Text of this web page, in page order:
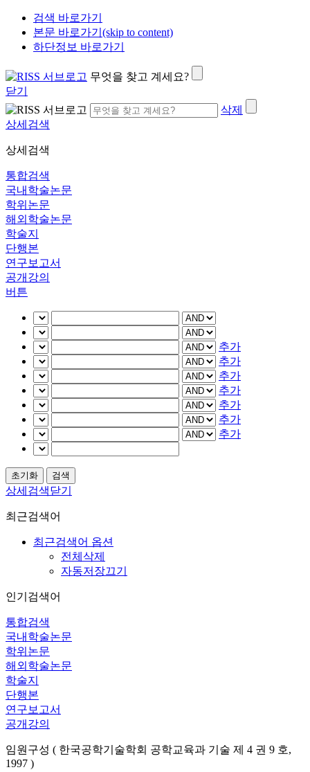
검색 바로가기
본문 바로가기(skip to content)
하단정보 바로가기
무엇을 찾고 계세요?
닫기
삭제
상세검색
상세검색
통합검색
국내학술논문
학위논문
해외학술논문
학술지
단행본
연구보고서
공개강의
버튼
추가
추가
추가
추가
추가
추가
추가
상세검색닫기
최근검색어
최근검색어 옵션
전체삭제
자동저장끄기
인기검색어
통합검색
국내학술논문
학위논문
해외학술논문
학술지
단행본
연구보고서
공개강의
임원구성 ( 한국공학기술학회 공학교육과 기술 제 4 권 9 호,
1997 )